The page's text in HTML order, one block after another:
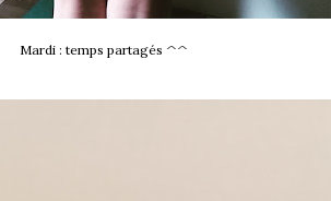
Mardi : temps partagés ^^